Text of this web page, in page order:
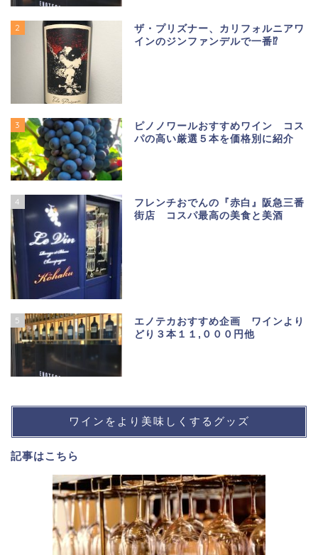
2
ザ・プリズナー、カリフォルニアワ
インのジンファンデルで一番⁉
3
ピノノワールおすすめワイン コス
パの高い厳選５本を価格別に紹介
4
フレンチおでんの『赤白』阪急三番
街店 コスパ最高の美食と美酒
5
エノテカおすすめ企画 ワインより
どり３本１１,０００円他
ワインをより美味しくするグッズ
記事はこちら